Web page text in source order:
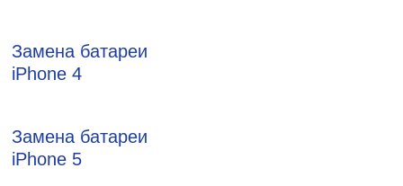
Замена батареи
iPhone 4
Замена батареи
iPhone 5